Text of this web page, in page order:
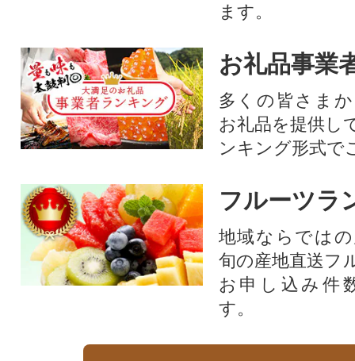
ます。
お礼品事業
多くの皆さま
お礼品を提供し
ンキング形式で
フルーツラ
地域ならでは
旬の産地直送フ
お申し込み件
す。